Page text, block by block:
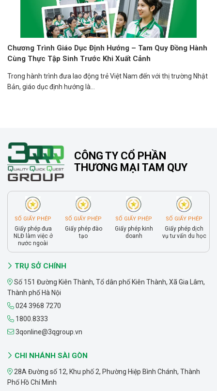
Chương Trình Giáo Dục Định Hướng – Tam Quy Đồng Hành
Cùng Thực Tập Sinh Trước Khi Xuất Cảnh
Trong hành trình đưa lao động trẻ Việt Nam đến với thị trường Nhật
Bản, giáo dục định hướng là...
CÔNG TY CỔ PHẦN
THƯƠNG MẠI TAM QUY
SỐ GIẤY PHÉP
Giấy phép đưa
NLĐ làm việc ở
nước ngoài
SỐ GIẤY PHÉP
Giấy phép đào
tạo
SỐ GIẤY PHÉP
Giấy phép kinh
doanh
SỐ GIẤY PHÉP
Giấy phép dịch
vụ tư vấn du học
TRỤ SỞ CHÍNH
Số 151 Đường Kiên Thành, Tổ dân phố Kiên Thành, Xã Gia Lâm,
Thành phố Hà Nội
024 3968 7270
1800.8333
3qonline@3qgroup.vn
CHI NHÁNH SÀI GÒN
28A Đường số 12, Khu phố 2, Phường Hiệp Bình Chánh, Thành
Phố Hồ Chí Minh